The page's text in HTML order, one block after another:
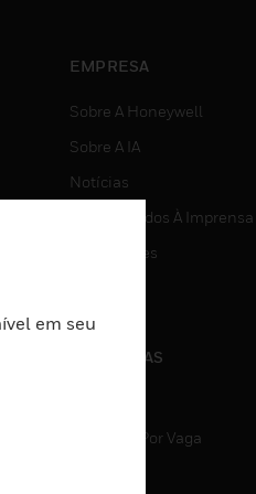
EMPRESA
Sobre A Honeywell
Sobre A IA
Notícias
Comunicados À Imprensa
Investidores
CARREIRAS
Pesquisa Por Vaga
em seu